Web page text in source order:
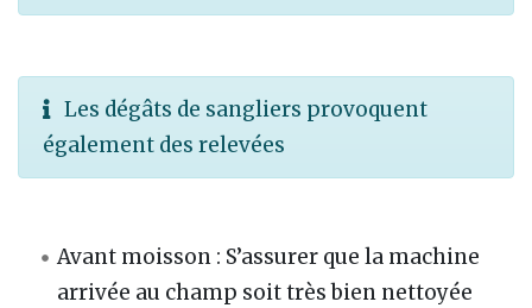
Les dégâts de sangliers provoquent
également des relevées
Avant moisson : S’assurer que la machine
arrivée au champ soit très bien nettoyée